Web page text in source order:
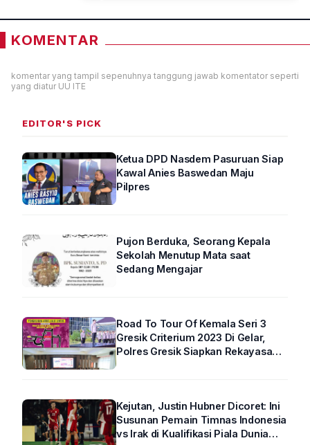
KOMENTAR
komentar yang tampil sepenuhnya tanggung jawab komentator seperti
yang diatur UU ITE
EDITOR'S PICK
Ketua DPD Nasdem Pasuruan Siap
Kawal Anies Baswedan Maju
Pilpres
Pujon Berduka, Seorang Kepala
Sekolah Menutup Mata saat
Sedang Mengajar
Road To Tour Of Kemala Seri 3
Gresik Criterium 2023 Di Gelar,
Polres Gresik Siapkan Rekayasa
Kejutan, Justin Hubner Dicoret: Ini
Susunan Pemain Timnas Indonesia
vs Irak di Kualifikasi Piala Dunia